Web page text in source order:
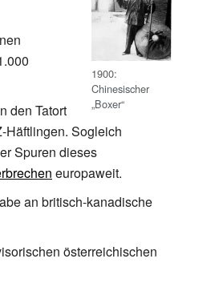
1900:
Chinesischer
„Boxer“
den Tatort
Häftlingen. Sogleich
Spuren dieses
europaweit.
an britisch-kanadische
österreichischen